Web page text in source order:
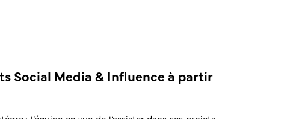
Social Media & Influence à partir